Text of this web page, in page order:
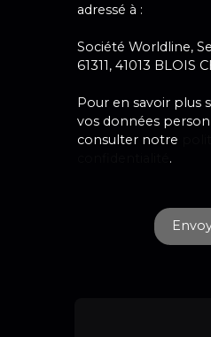
adressé à :
Société Worldline,
61311, 41013 BLOIS
Pour en savoir plus
vos données
consulter notre
.